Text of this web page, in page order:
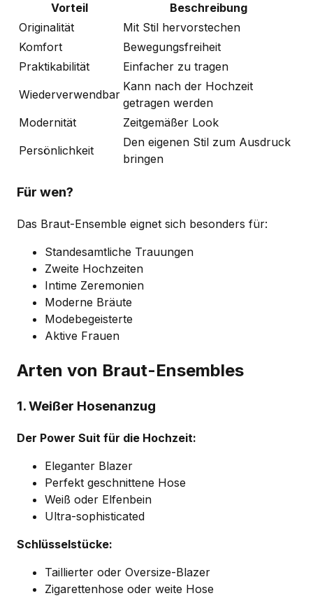
Vorteil
Beschreibung
Originalität
Mit Stil hervorstechen
Komfort
Bewegungsfreiheit
Praktikabilität
Einfacher zu tragen
Wiederverwendbar
Kann nach der Hochzeit
getragen werden
Modernität
Zeitgemäßer Look
Persönlichkeit
Den eigenen Stil zum Ausdruck
bringen
Für wen?
Das Braut-Ensemble eignet sich besonders für:
Standesamtliche Trauungen
Zweite Hochzeiten
Intime Zeremonien
Moderne Bräute
Modebegeisterte
Aktive Frauen
Arten von Braut-Ensembles
1. Weißer Hosenanzug
Der Power Suit für die Hochzeit:
Eleganter Blazer
Perfekt geschnittene Hose
Weiß oder Elfenbein
Ultra-sophisticated
Schlüsselstücke:
Taillierter oder Oversize-Blazer
Zigarettenhose oder weite Hose